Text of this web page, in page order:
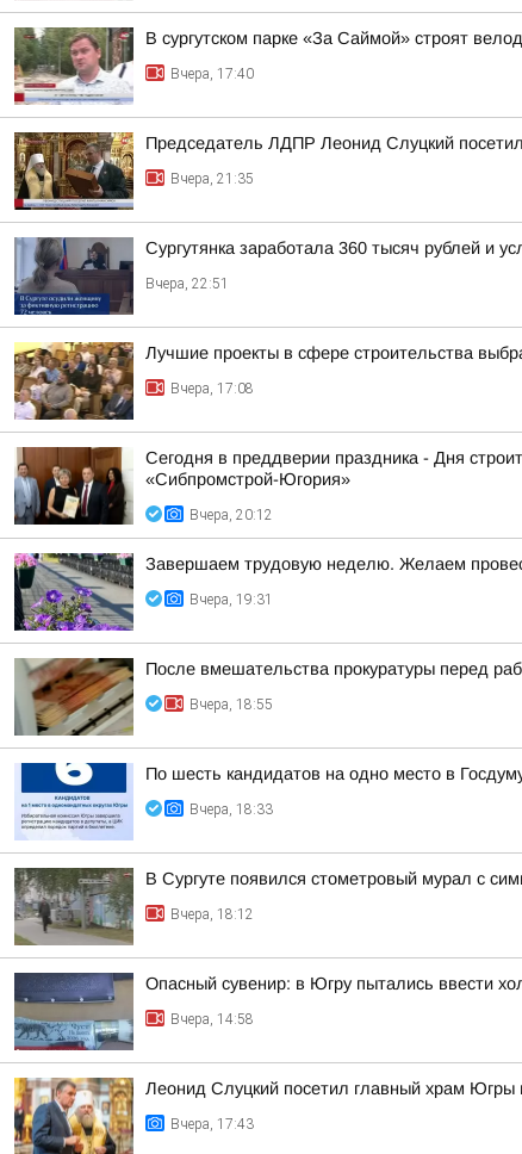
В сургутском парке «За Саймой» строят
Вчера, 17:40
Председатель ЛДПР Леонид Слуцкий
Вчера, 21:35
Сургутянка заработала 360 тысяч рублей и
Вчера, 22:51
Лучшие проекты в сфере строительства
Вчера, 17:08
Сегодня в преддверии праздника - Дня
«Сибпромстрой-Югория»
Вчера, 20:12
Завершаем трудовую неделю. Желаем
Вчера, 19:31
После вмешательства прокуратуры перед
Вчера, 18:55
По шесть кандидатов на одно место в
Вчера, 18:33
В Сургуте появился стометровый мурал с
Вчера, 18:12
Опасный сувенир: в Югру пытались ввести
Вчера, 14:58
Леонид Слуцкий посетил главный храм
Вчера, 17:43